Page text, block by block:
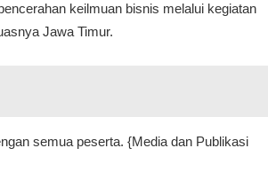
keilmuan bisnis melalui kegiatan
Jawa Timur.
semua peserta. {Media dan Publikasi